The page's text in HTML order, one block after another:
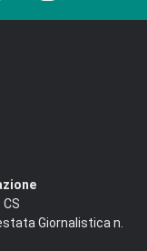
Giornalistica n.